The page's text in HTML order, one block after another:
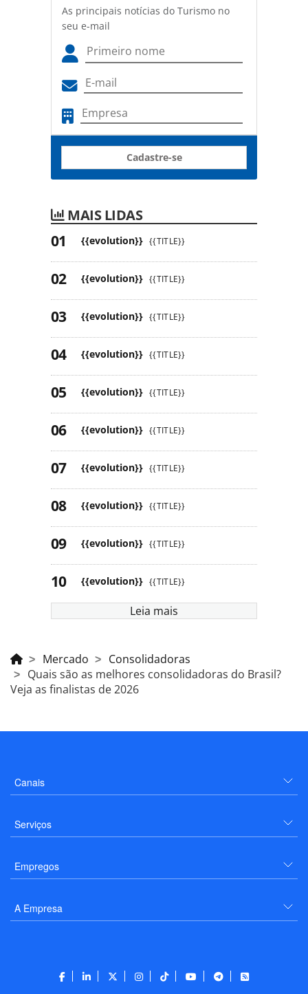
As principais notícias do Turismo no
seu e-mail
Cadastre-se
MAIS LIDAS
{{evolution}} {{TITLE}}
{{evolution}} {{TITLE}}
{{evolution}} {{TITLE}}
{{evolution}} {{TITLE}}
{{evolution}} {{TITLE}}
{{evolution}} {{TITLE}}
{{evolution}} {{TITLE}}
{{evolution}} {{TITLE}}
{{evolution}} {{TITLE}}
{{evolution}} {{TITLE}}
Leia mais
Mercado
Consolidadoras
Quais são as melhores consolidadoras do Brasil?
Veja as finalistas de 2026
Canais
Serviços
Empregos
A Empresa